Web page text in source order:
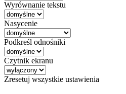
Wyrównanie tekstu
Nasycenie
Podkreśl odnośniki
Czytnik ekranu
Zresetuj wszystkie ustawienia